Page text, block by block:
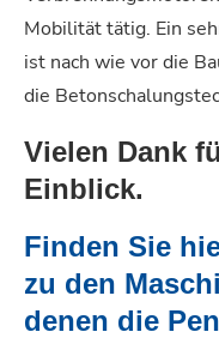
Mobilität tätig. Ein
ist nach wie vor die
die
Vielen Dank
Einblick.
Finden Sie
zu den
denen die